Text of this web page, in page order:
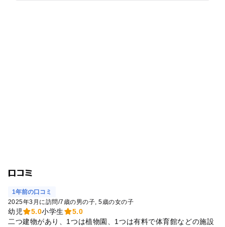
口コミ
1年前の口コミ
2025年3月に訪問/7歳の男の子 5歳の女の子
幼児 5.0小学生
5.0
二つ建物があり、1つは植物園、1つは有料で体育館などの施設